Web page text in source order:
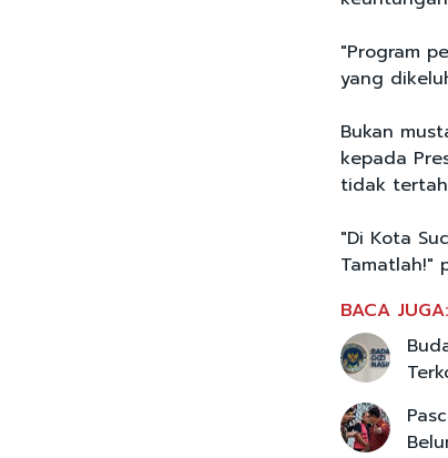
"Program
yang
Bukan
kepada
tidak
"Di Kota
Tamatlah!"
BACA JUGA: